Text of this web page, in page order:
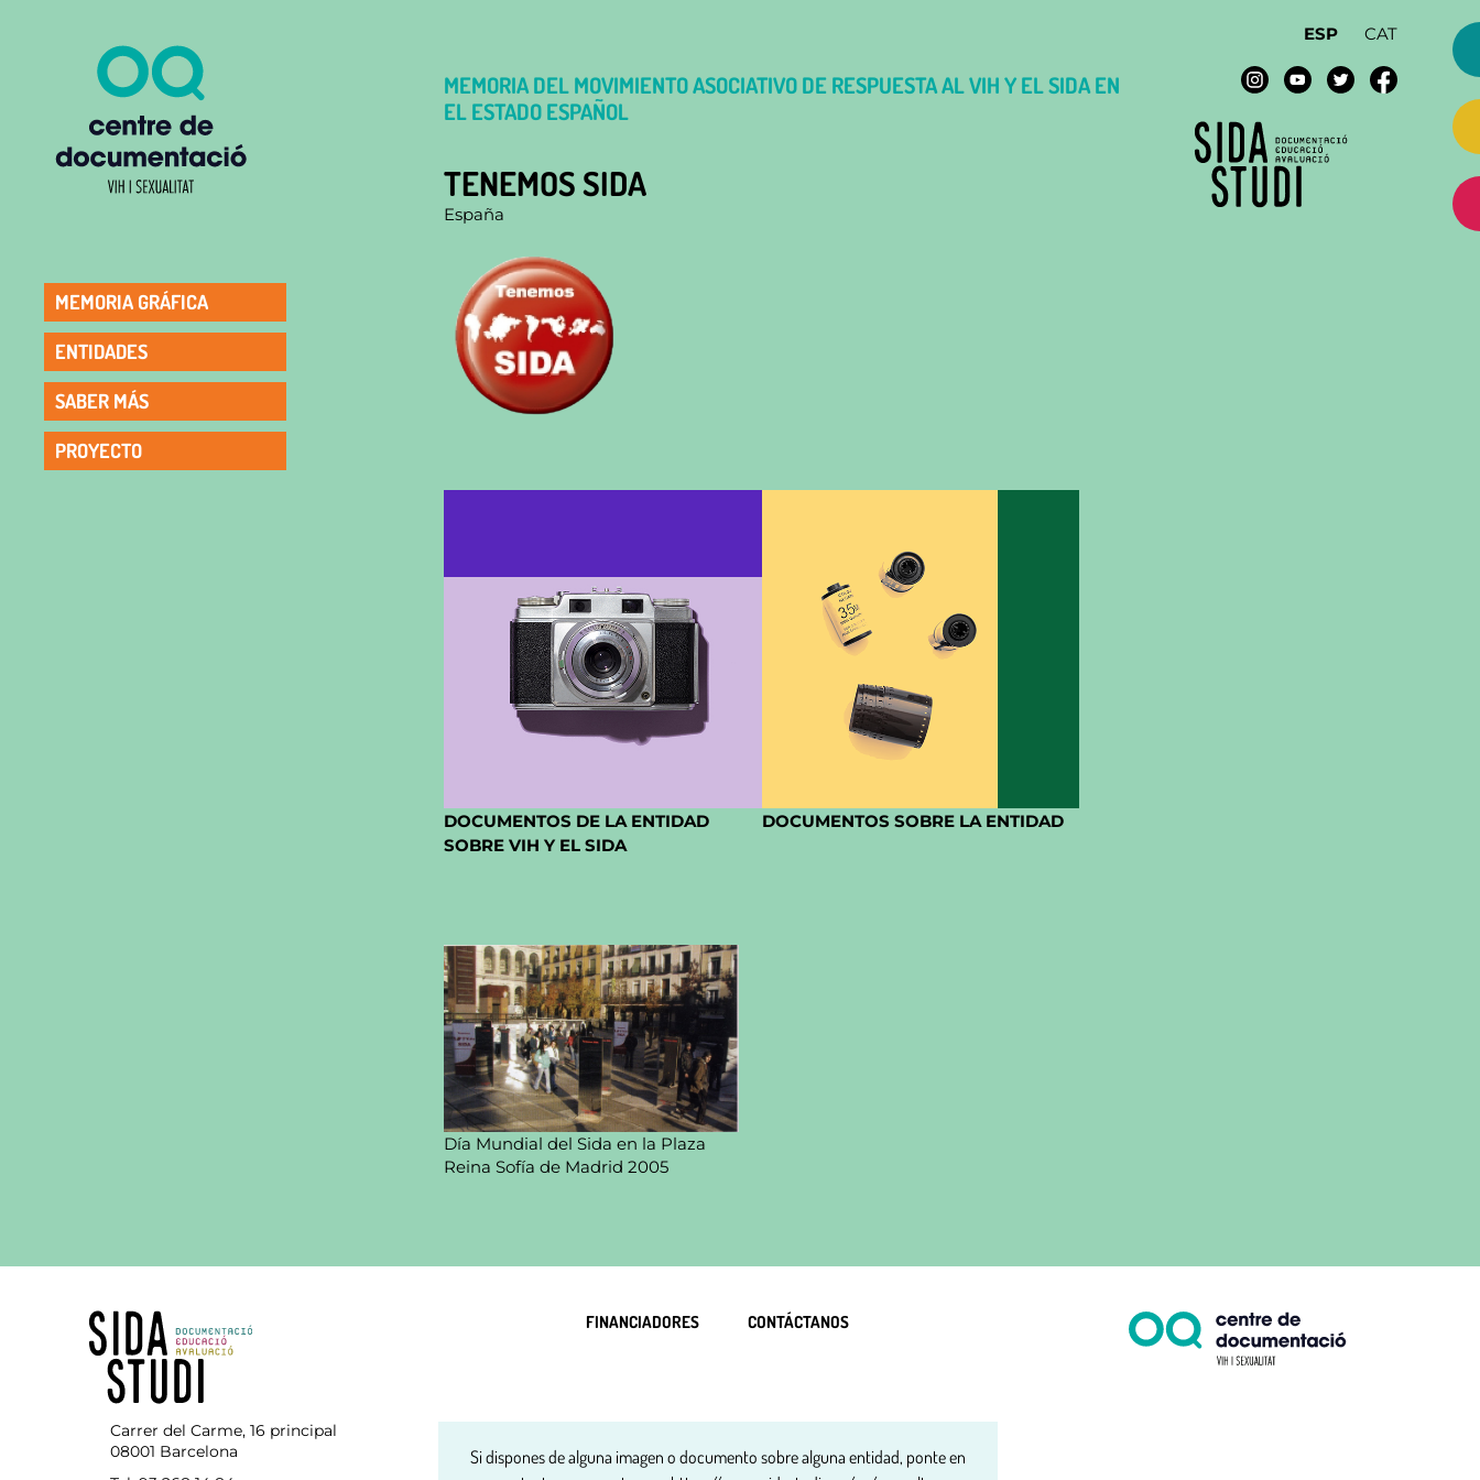
MEMORIA GRÁFICA
ENTIDADES
SABER MÁS
PROYECTO
ESP CAT
MEMORIA DEL MOVIMIENTO ASOCIATIVO DE RESPUESTA AL VIH Y EL SIDA EN
EL ESTADO ESPAÑOL
TENEMOS SIDA
España
DOCUMENTOS DE LA ENTIDAD
SOBRE VIH Y EL SIDA
DOCUMENTOS SOBRE LA ENTIDAD
Día Mundial del Sida en la Plaza
Reina Sofía de Madrid 2005
Carrer del Carme, 16 principal
08001 Barcelona
FINANCIADORES CONTÁCTANOS
Si dispones de alguna imagen o documento sobre alguna entidad, ponte en